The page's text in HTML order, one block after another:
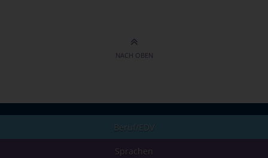
NACH OBEN
Beruf/EDV
Sprachen